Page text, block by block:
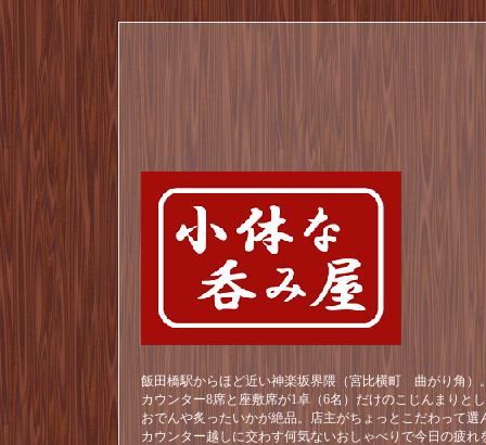
飯田橋駅からほど近い神楽坂界隈（宮比横町 曲がり角）
カウンター8席と座敷席が1卓（6名）だけのこじんまりと
おでんや炙ったいかが絶品。店主がちょっとこだわって
カウンター越しに交わす何気ないおしゃべりで今日の疲れ